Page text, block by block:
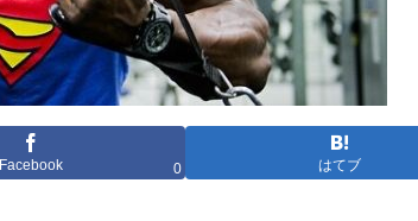
Facebook 0 はてブ